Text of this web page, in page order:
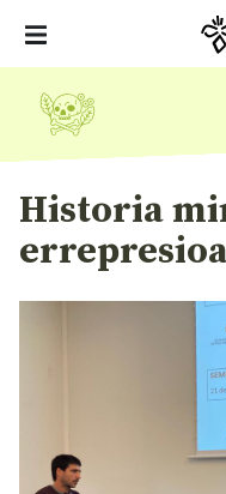
Historia